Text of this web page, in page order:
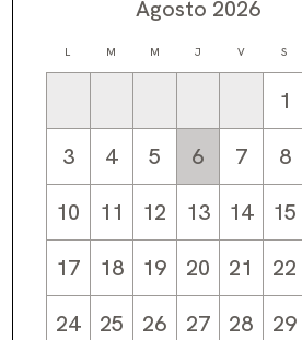
Agosto 2026
L M M J V S
1
3
4 5 6 7 8
10
11 12 13 14 15
17
18 19 20 21 22
24
25 26 27 28 29